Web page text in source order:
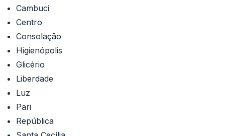
Cambuci
Centro
Consolação
Higienópolis
Glicério
Liberdade
Luz
Pari
República